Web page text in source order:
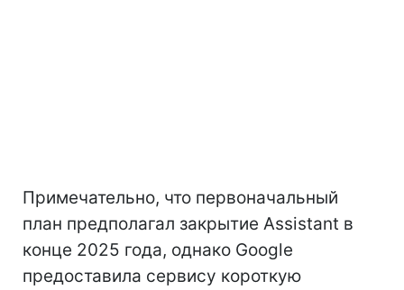
Примечательно, что первоначальный
план предполагал закрытие Assistant в
конце 2025 года, однако Google
предоставила сервису короткую